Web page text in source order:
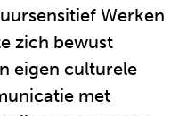
Werken
zich bewust
eigen culturele
met